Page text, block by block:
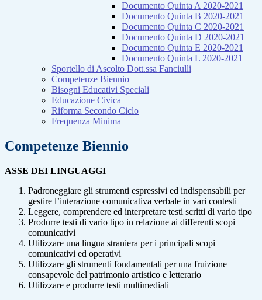
Documento Quinta A 2020-2021
Documento Quinta B 2020-2021
Documento Quinta C 2020-2021
Documento Quinta D 2020-2021
Documento Quinta E 2020-2021
Documento Quinta L 2020-2021
Sportello di Ascolto Dott.ssa Fanciulli
Competenze Biennio
Bisogni Educativi Speciali
Educazione Civica
Riforma Secondo Ciclo
Frequenza Minima
Competenze Biennio
ASSE DEI LINGUAGGI
Padroneggiare gli strumenti espressivi ed indispensabili per
gestire l’interazione comunicativa verbale in vari contesti
Leggere, comprendere ed interpretare testi scritti di vario tipo
Produrre testi di vario tipo in relazione ai differenti scopi
comunicativi
Utilizzare una lingua straniera per i principali scopi
comunicativi ed operativi
Utilizzare gli strumenti fondamentali per una fruizione
consapevole del patrimonio artistico e letterario
Utilizzare e produrre testi multimediali